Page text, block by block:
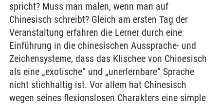
spricht? Muss man malen, wenn man auf
Chinesisch schreibt? Gleich am ersten Tag der
Veranstaltung erfahren die Lerner durch eine
Einführung in die chinesischen Aussprache- und
Zeichensysteme, dass das Klischee von Chinesisch
als eine „exotische“ und „unerlernbare“ Sprache
nicht stichhaltig ist. Vor allem hat Chinesisch
wegen seines flexionslosen Charakters eine simple